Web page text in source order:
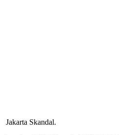
Jakarta Skandal.